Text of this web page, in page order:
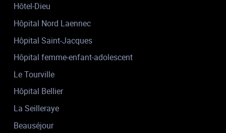
Hôtel-Dieu
Hôpital Nord Laennec
Hôpital Saint-Jacques
Hôpital femme-enfant-adolescent
Le Tourville
Hôpital Bellier
La Seilleraye
Beauséjour